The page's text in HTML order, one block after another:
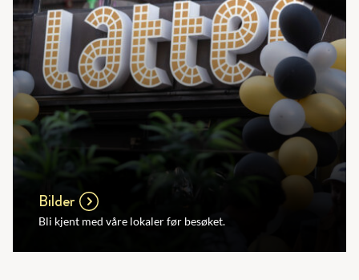
Bilder
Bli kjent med våre lokaler før besøket.